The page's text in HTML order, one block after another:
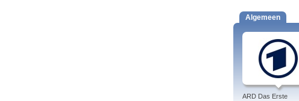
Algemeen
ARD Das Erste